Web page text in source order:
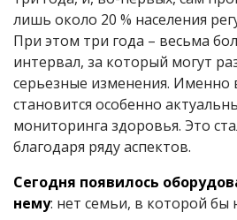
лишь около 20 % населения
При этом три года – весьма
интервал, за который могут
серьезные изменения. Именно
становится особенно
мониторинга здоровья. Это
благодаря ряду аспектов.
Сегодня появилось
нему: нет семьи, в которой бы